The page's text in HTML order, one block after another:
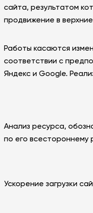
сайта, результатом
продвижение в
Работы касаются
соответствии с
Яндекс и Google.
Анализ ресурса,
по его всестороннему
Ускорение загрузки